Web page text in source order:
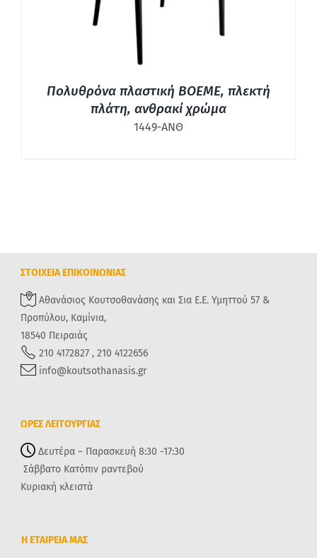
Πολυθρόνα πλαστική BOEME, πλεκτή
πλάτη, ανθρακί χρώμα
1449-ΑΝΘ
ΣΤΟΙΧΕΙΑ ΕΠΙΚΟΙΝΩΝΙΑΣ
Αθανάσιος Κουτσοθανάσης και Σια Ε.Ε. Υμηττού 57 &
Προπύλου, Καμίνια,
18540 Πειραιάς
210 4172827 , 210 4122656
info@koutsothanasis.gr
ΩΡΕΣ ΛΕΙΤΟΥΡΓΙΑΣ
Δευτέρα – Παρασκευή 8:30 -17:30
Σάββατο Κατόπιν ραντεβού
Κυριακή κλειστά
Η ΕΤΑΙΡΕΙΑ ΜΑΣ